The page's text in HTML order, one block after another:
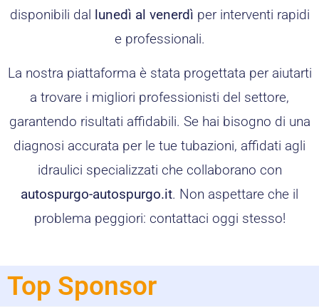
disponibili dal lunedì al venerdì per interventi rapidi
e professionali.
La nostra piattaforma è stata progettata per aiutarti
a trovare i migliori professionisti del settore,
garantendo risultati affidabili. Se hai bisogno di una
diagnosi accurata per le tue tubazioni, affidati agli
idraulici specializzati che collaborano con
autospurgo-autospurgo.it. Non aspettare che il
problema peggiori: contattaci oggi stesso!
Top Sponsor